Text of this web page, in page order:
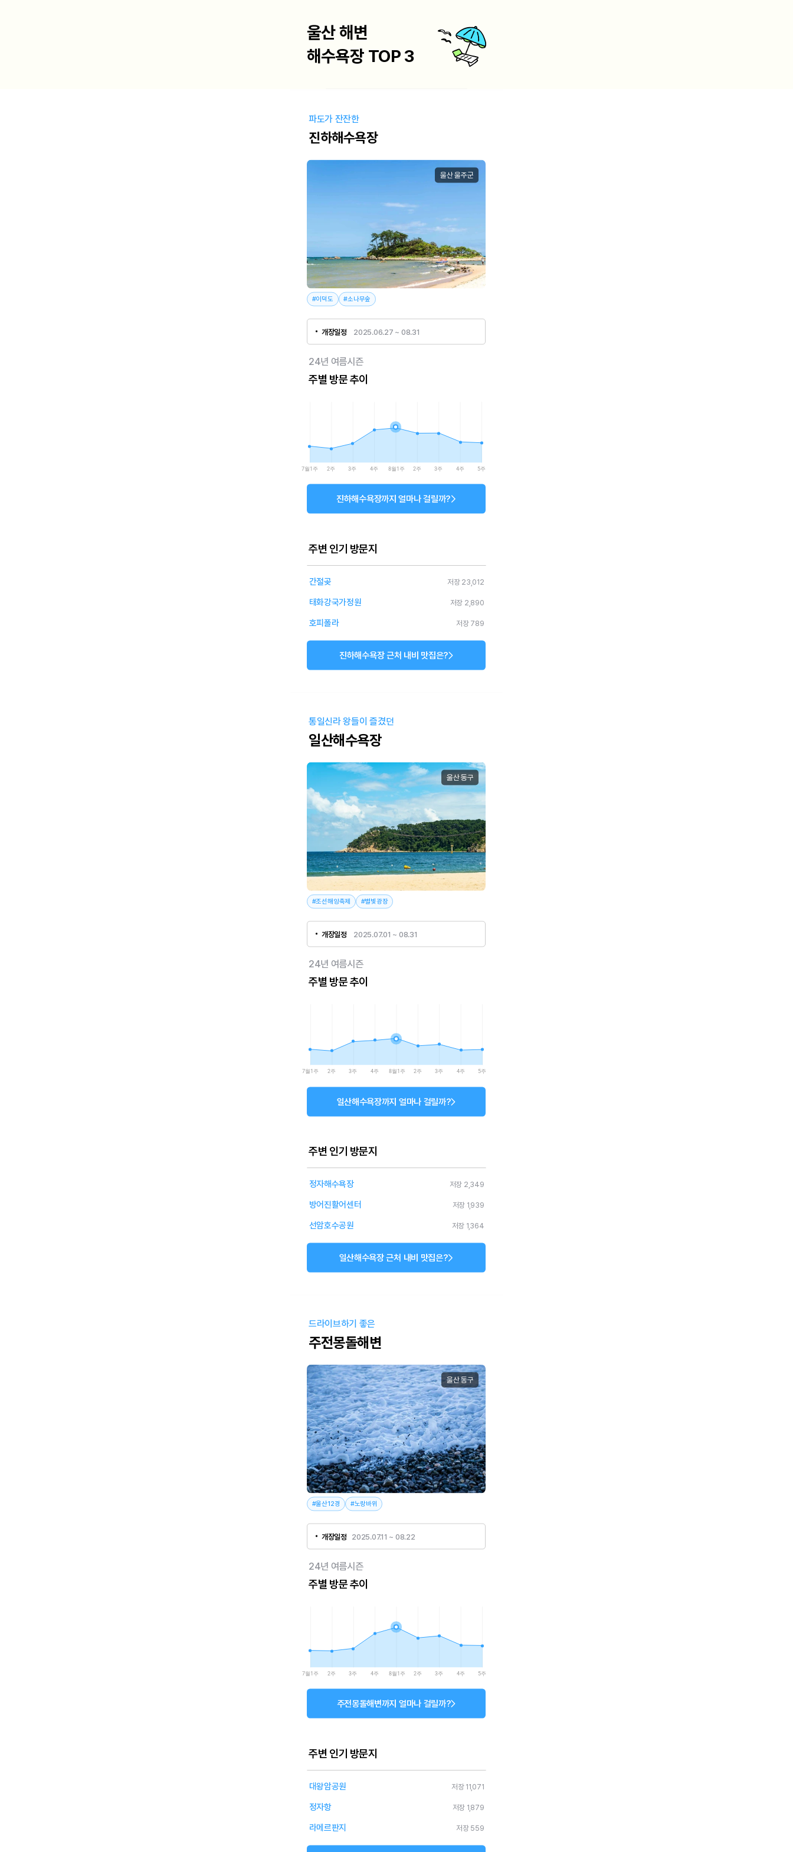
진하해수욕장 근처 내비 맛집은?
간절곶 저장 23,012
태화강국가정원 저장 2,890
호피폴라 저장 789
주변 인기 방문지
진하해수욕장까지 얼마나 걸릴까?
7월1주 2주 3주 4주 8월1주 2주 3주 4주 5주
주별 방문 추이
24년 여름시즌
개장일정 2025.06.27 ~ 08.31
#이덕도 #소나무숲
울산 울주군
진하해수욕장
파도가 잔잔한
일산해수욕장 근처 내비 맛집은?
정자해수욕장 저장 2,349
방어진활어센터 저장 1,939
선암호수공원 저장 1,364
주변 인기 방문지
일산해수욕장까지 얼마나 걸릴까?
7월1주 2주 3주 4주 8월1주 2주 3주 4주 5주
주별 방문 추이
24년 여름시즌
개장일정 2025.07.01 ~ 08.31
#조선해양축제 #별빛광장
울산 동구
일산해수욕장
통일신라 왕들이 즐겼던
대왕암공원 저장 11,071
정자항 저장 1,879
라메르판지 저장 559
주변 인기 방문지
주전몽돌해변까지 얼마나 걸릴까?
7월1주 2주 3주 4주 8월1주 2주 3주 4주 5주
주별 방문 추이
24년 여름시즌
개장일정
   2025.
07.11 ~ 08.22
#울산12경 #노랑바위
울산 동구
주전몽돌해변
드라이브하기 좋은
울산 해변
해수욕장 TOP 3